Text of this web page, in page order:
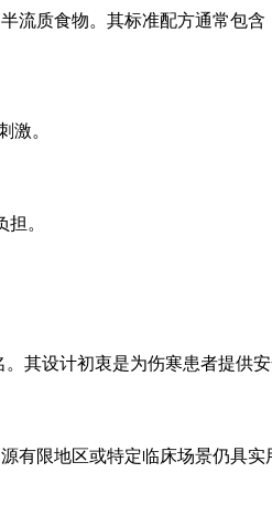
流质食物。其标准配方通常包含
激。
。
其设计初衷是为伤寒患者提供
有限地区或特定临床场景仍具